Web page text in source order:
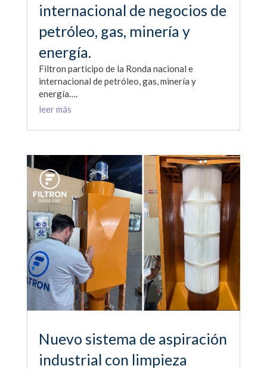
internacional de negocios de
petróleo, gas, minería y
energía.
Filtron participo de la Ronda nacional e
internacional de petróleo, gas, minería y
energía….
leer más
Nuevo sistema de aspiración
industrial con limpieza